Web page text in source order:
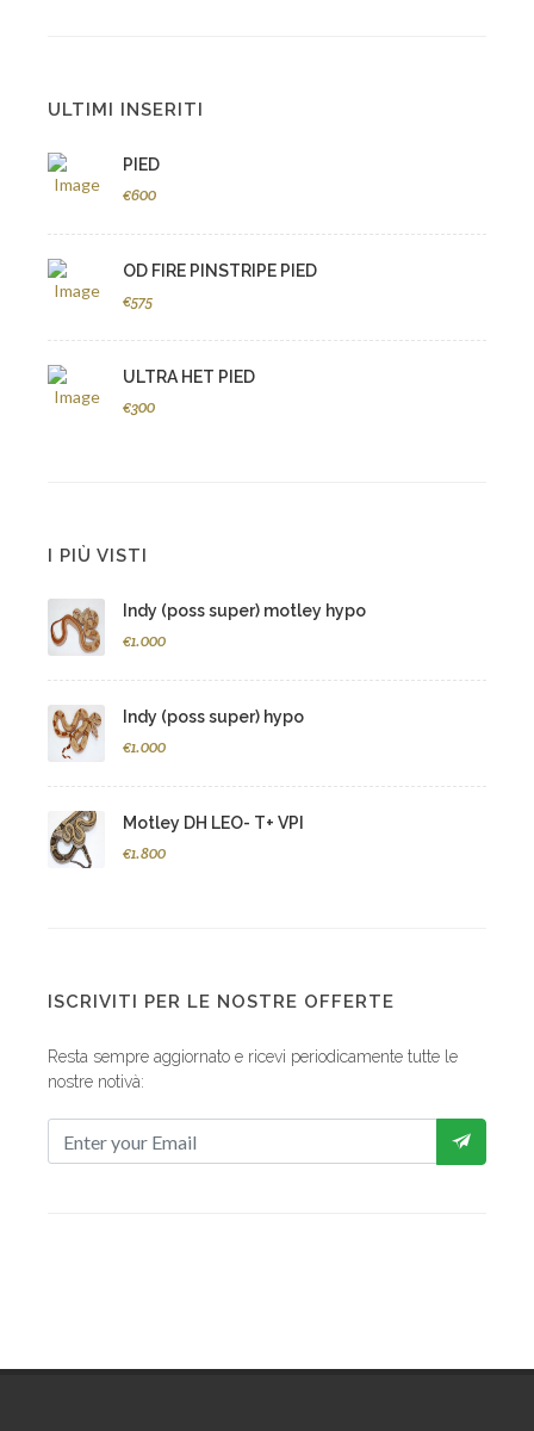
ULTIMI INSERITI
PIED
€600
OD FIRE PINSTRIPE PIED
€575
ULTRA HET PIED
€300
I PIÙ VISTI
Indy (poss super) motley hypo
€1.000
Indy (poss super) hypo
€1.000
Motley DH LEO- T+ VPI
€1.800
ISCRIVITI PER LE NOSTRE OFFERTE
Resta sempre aggiornato e ricevi periodicamente tutte le
nostre notivà: